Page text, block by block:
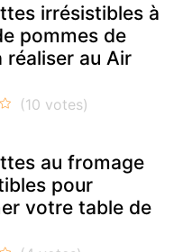
irrésistibles à
pommes de
réaliser au Air
au fromage
pour
votre table de